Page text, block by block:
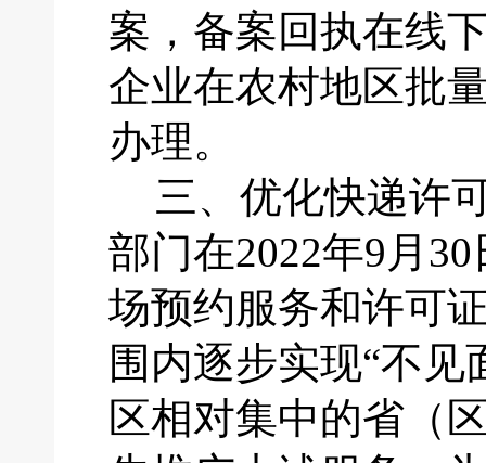
案，备案回执在线
企业在农村地区批
办理。
三、 优化快递许
部门在2022年9月
场预约服务和许可
围内逐步实现“不
区相对集中的省（